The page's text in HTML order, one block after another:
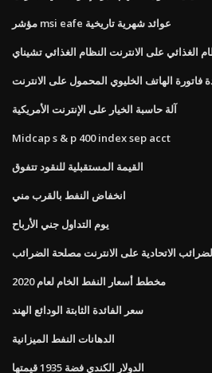
مؤشر msi eafe عوائد شهرية تاريخية
الغذائي على الانترنت النظام الغذائي تشيناي
فاتورة الهاتف الخليوي المحمول على الانترنت
آلة حاسبة الخيار على الإنترنت الأمريكية
Midcap s & p 400 index sep acct
القيمة المستقبلية للنقود تتفوق
انخفاض النفط بالقرب مني
يوم التداول جني الأرباح
الاتحادية على الانترنت مصلحة الضرائب
مخطط أسعار النفط الخام لعام 2020
سعر الفائدة الثابتة الودائع الهند
الدهانات النفط الميزانية
الدولار الكندي فضة 1935 قيمتها